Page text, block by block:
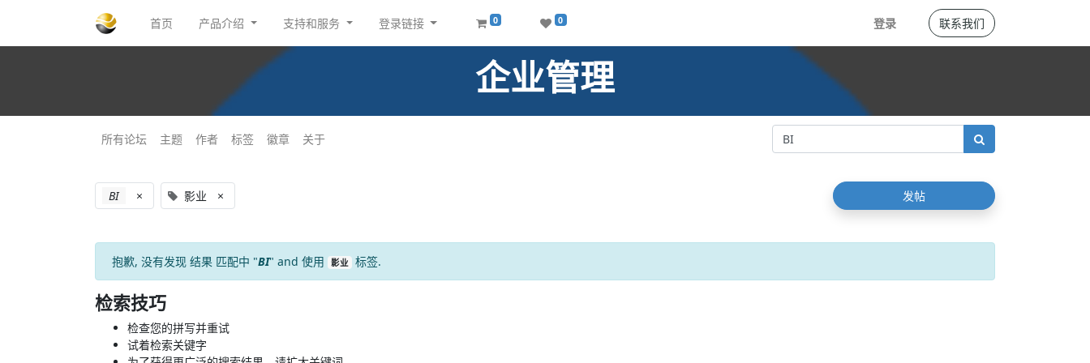
首页 产品介绍 支持和服务 登录链接 0 0 登录 联系我们
企业管理
所有论坛 主题 作者 标签 徽章 关于
BI × 影业 × 发帖
抱歉, 没有发现 结果 匹配中 "BI" and 使用 影业 标签.
检索技巧
检查您的拼写并重试
试着检索关键字